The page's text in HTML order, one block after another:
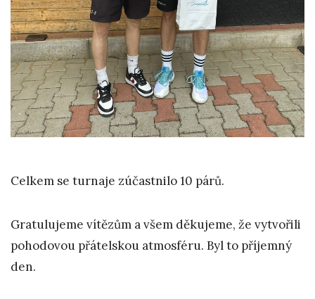
Celkem se turnaje zúčastnilo 10 párů.
Gratulujeme vítězům a všem děkujeme, že vytvořili
pohodovou přátelskou atmosféru. Byl to příjemný
den.